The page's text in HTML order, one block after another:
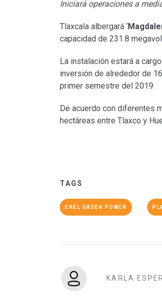
Iniciará operaciones a
Tlaxcala albergará ‘
capacidad de 231.8
La instalación estará a
inversión de alrededor de
primer semestre del 2019.
De acuerdo con diferentes
hectáreas entre Tlaxco y
TAGS
ENEL GREEN POWER
KARLA